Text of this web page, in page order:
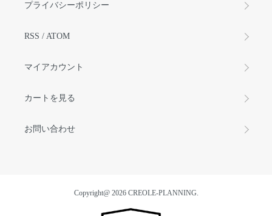
プライバシーポリシー
RSS / ATOM
マイアカウント
カートを見る
お問い合わせ
Copyright@ 2026 CREOLE-PLANNING.